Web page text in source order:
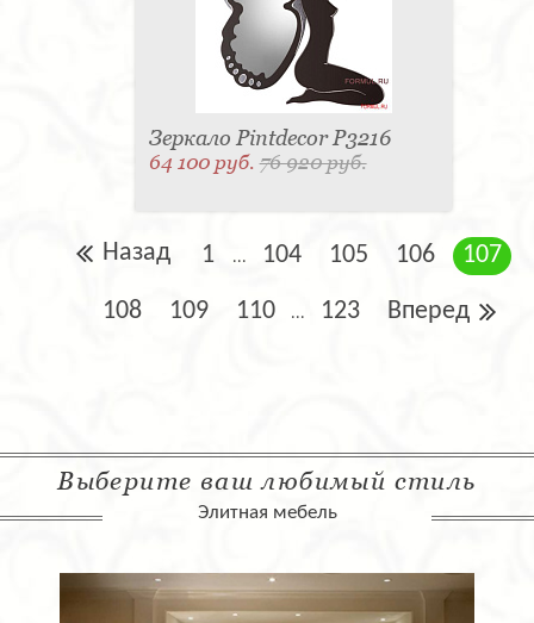
Зеркало Pintdecor P3216
64 100 руб.76 920 руб.
Назад 1 ... 104 105 106 107
108 109 110 ... 123 Вперед
Выберите ваш любимый стиль
Элитная мебель